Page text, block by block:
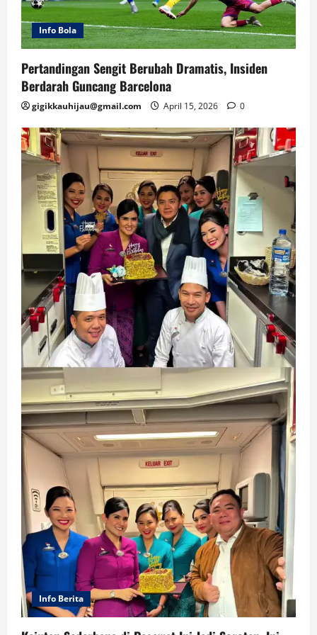
Info Bola
Pertandingan Sengit Berubah Dramatis, Insiden
Berdarah Guncang Barcelona
gigikkauhijau@gmail.com April 15, 2026 0
Info Berita